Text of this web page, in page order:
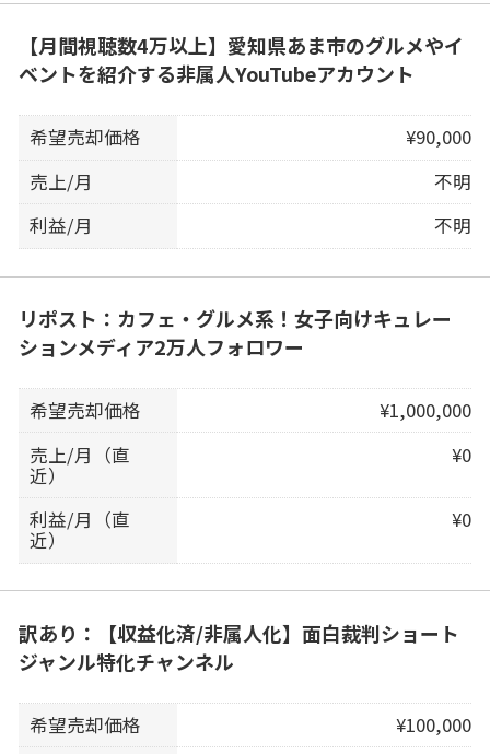
【月間視聴数4万以上】愛知県あま市のグルメやイ
ベントを紹介する非属人YouTubeアカウント
希望売却価格
¥90,000
売上/月
不明
利益/月
不明
リポスト：カフェ・グルメ系！女子向けキュレー
ションメディア2万人フォロワー
希望売却価格
¥1,000,000
売上/月（直
近）
¥0
利益/月（直
近）
¥0
訳あり：【収益化済/非属人化】面白裁判ショート
ジャンル特化チャンネル
希望売却価格
¥100,000